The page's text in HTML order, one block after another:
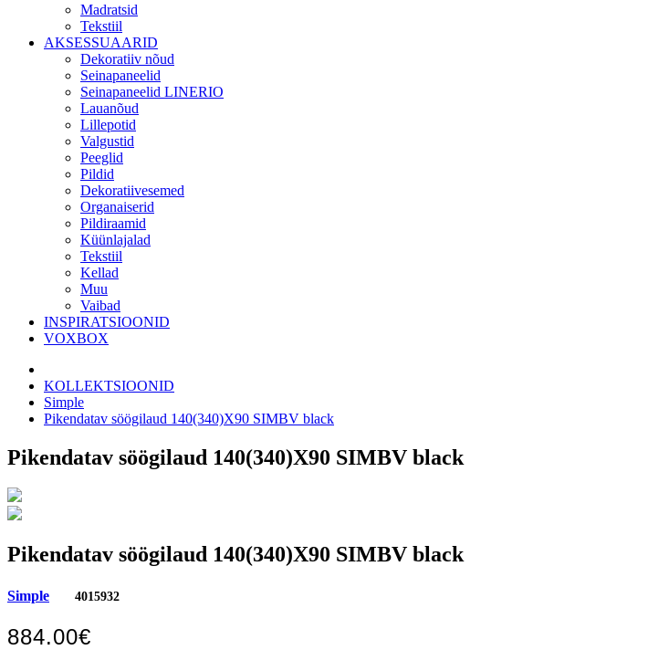
Madratsid
Tekstiil
AKSESSUAARID
Dekoratiiv nõud
Seinapaneelid
Seinapaneelid LINERIO
Lauanõud
Lillepotid
Valgustid
Peeglid
Pildid
Dekoratiivesemed
Organaiserid
Pildiraamid
Küünlajalad
Tekstiil
Kellad
Muu
Vaibad
INSPIRATSIOONID
VOXBOX
KOLLEKTSIOONID
Simple
Pikendatav söögilaud 140(340)X90 SIMBV black
Pikendatav söögilaud 140(340)X90 SIMBV black
Pikendatav söögilaud 140(340)X90 SIMBV black
Simple 4015932
884.00€